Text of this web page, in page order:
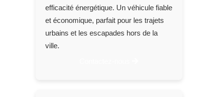
efficacité énergétique. Un véhicule fiable
et économique, parfait pour les trajets
urbains et les escapades hors de la
ville.